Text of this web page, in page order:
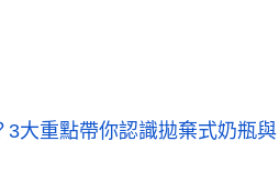
3大重點帶你認識拋棄式奶瓶與